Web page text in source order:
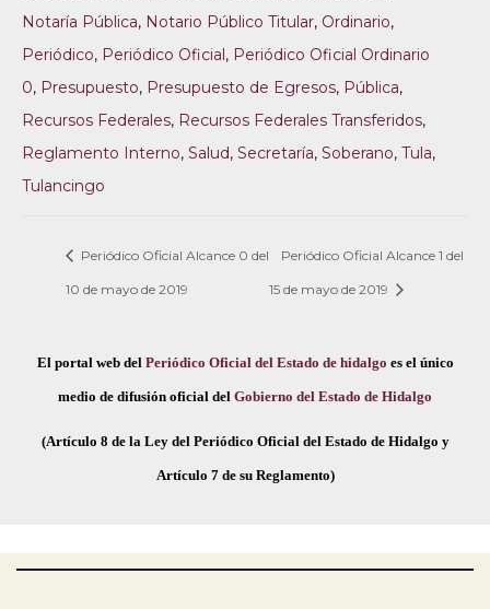
Notaría Pública, Notario Público Titular, Ordinario,
Periódico, Periódico Oficial, Periódico Oficial Ordinario
0, Presupuesto, Presupuesto de Egresos, Pública,
Recursos Federales, Recursos Federales Transferidos,
Reglamento Interno, Salud, Secretaría, Soberano, Tula,
Tulancingo
Periódico Oficial Alcance 0 del
10 de mayo de 2019
Periódico Oficial Alcance 1 del
15 de mayo de 2019
El portal web del Periódico Oficial del Estado de hidalgo es el único
medio de difusión oficial del Gobierno del Estado de Hidalgo
(Artículo 8 de la Ley del Periódico Oficial del Estado de Hidalgo y
Artículo 7 de su Reglamento)